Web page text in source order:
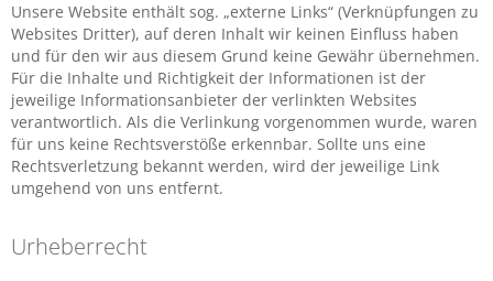
Unsere Website enthält sog. „externe Links“ (Verknüpfungen zu
Websites Dritter), auf deren Inhalt wir keinen Einfluss haben
und für den wir aus diesem Grund keine Gewähr übernehmen.
Für die Inhalte und Richtigkeit der Informationen ist der
jeweilige Informationsanbieter der verlinkten Websites
verantwortlich. Als die Verlinkung vorgenommen wurde, waren
für uns keine Rechtsverstöße erkennbar. Sollte uns eine
Rechtsverletzung bekannt werden, wird der jeweilige Link
umgehend von uns entfernt.
Urheberrecht